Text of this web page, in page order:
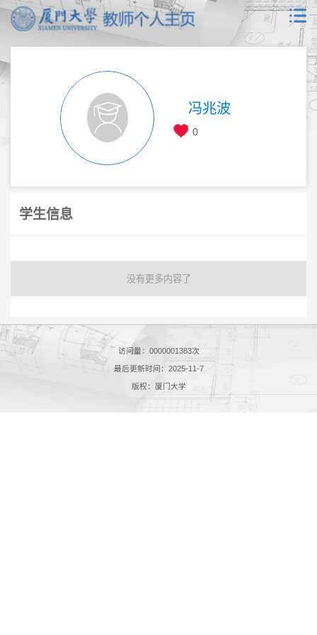
冯兆波
0
学生信息
没有更多内容了
访问量： 0000001383次
最后更新时间： 2025-11 -7
版权：厦门大学